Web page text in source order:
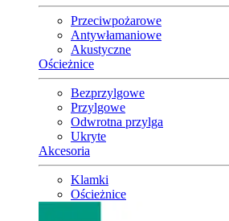
Przeciwpożarowe
Antywłamaniowe
Akustyczne
Ościeżnice
Bezprzylgowe
Przylgowe
Odwrotna przylga
Ukryte
Akcesoria
Klamki
Ościeżnice